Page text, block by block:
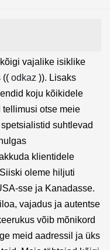
vajalike isiklike
(( odkaz )). Lisaks
koju kõikidele
otse meie
suhtlevad
klientidele
oleme hiljuti
sse ja Kanadasse.
vajadus ja autentse
võib mõnikord
meid aadressil ja üks